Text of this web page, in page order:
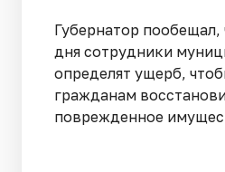
Губернатор пообещал,
дня сотрудники
определят ущерб,
гражданам
поврежденное